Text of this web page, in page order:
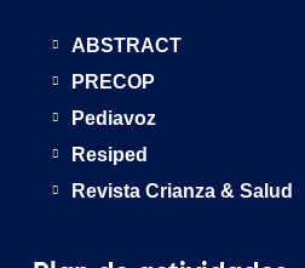
ABSTRACT
PRECOP
Pediavoz
Resiped
Revista Crianza & Salud